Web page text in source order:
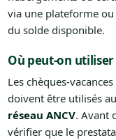
via une plateforme
du solde disponible.
Où peut-on utiliser
Les chèques-
doivent être utilisés
réseau ANCV. Avant
vérifier que le